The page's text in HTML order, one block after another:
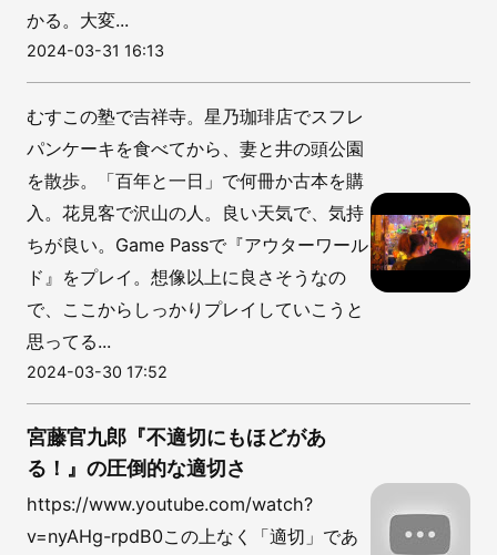
かる。大変...
2024-03-31 16:13
むすこの塾で吉祥寺。星乃珈琲店でスフレ
パンケーキを食べてから、妻と井の頭公園
を散歩。「百年と一日」で何冊か古本を購
入。花見客で沢山の人。良い天気で、気持
ちが良い。Game Passで『アウターワール
ド』をプレイ。想像以上に良さそうなの
で、ここからしっかりプレイしていこうと
思ってる...
2024-03-30 17:52
宮藤官九郎『不適切にもほどがあ
る！』の圧倒的な適切さ
https://www.youtube.com/watch?
v=nyAHg-rpdB0この上なく「適切」であ